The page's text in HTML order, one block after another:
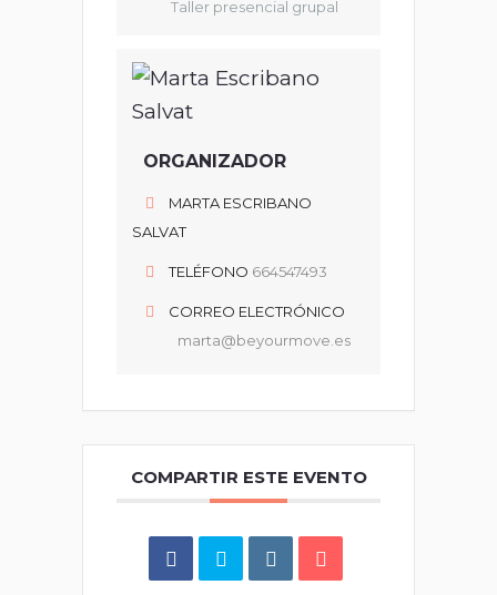
Taller presencial grupal
ORGANIZADOR
MARTA ESCRIBANO
SALVAT
TELÉFONO 664547493
CORREO ELECTRÓNICO
marta@beyourmove.es
COMPARTIR ESTE EVENTO